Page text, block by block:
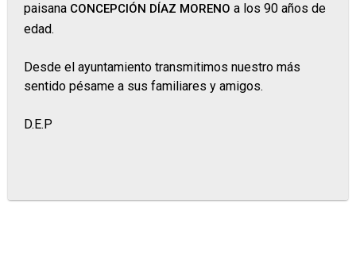
paisana CONCEPCIÓN DÍAZ MORENO a los 90 años de
edad.
Desde el ayuntamiento transmitimos nuestro más
sentido pésame a sus familiares y amigos.
D.E.P